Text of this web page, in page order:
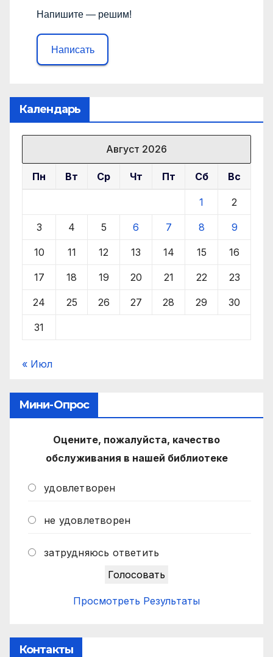
Напишите — решим!
Написать
Календарь
Август 2026
Пн Вт Ср Чт Пт Сб Вс
1 2
3 4 5 6 7 8 9
10 11 12 13 14 15 16
17 18 19 20 21 22 23
24 25 26 27 28 29 30
31
« Июл
Мини-Опрос
Оцените, пожалуйста, качество
обслуживания в нашей библиотеке
удовлетворен
не удовлетворен
затрудняюсь ответить
Просмотреть Результаты
Контакты